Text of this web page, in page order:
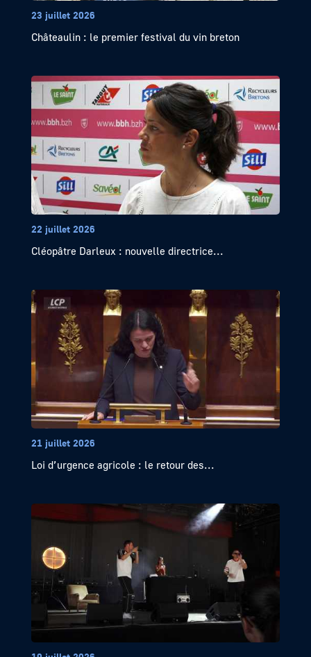
23 juillet 2026
Châteaulin : le premier festival du vin breton
22 juillet 2026
Cléopâtre Darleux : nouvelle directrice...
21 juillet 2026
Loi d’urgence agricole : le retour des...